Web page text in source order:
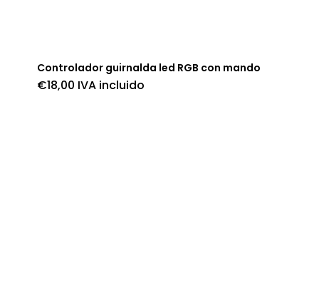
Controlador guirnalda led RGB con mando
€18,00 IVA incluido